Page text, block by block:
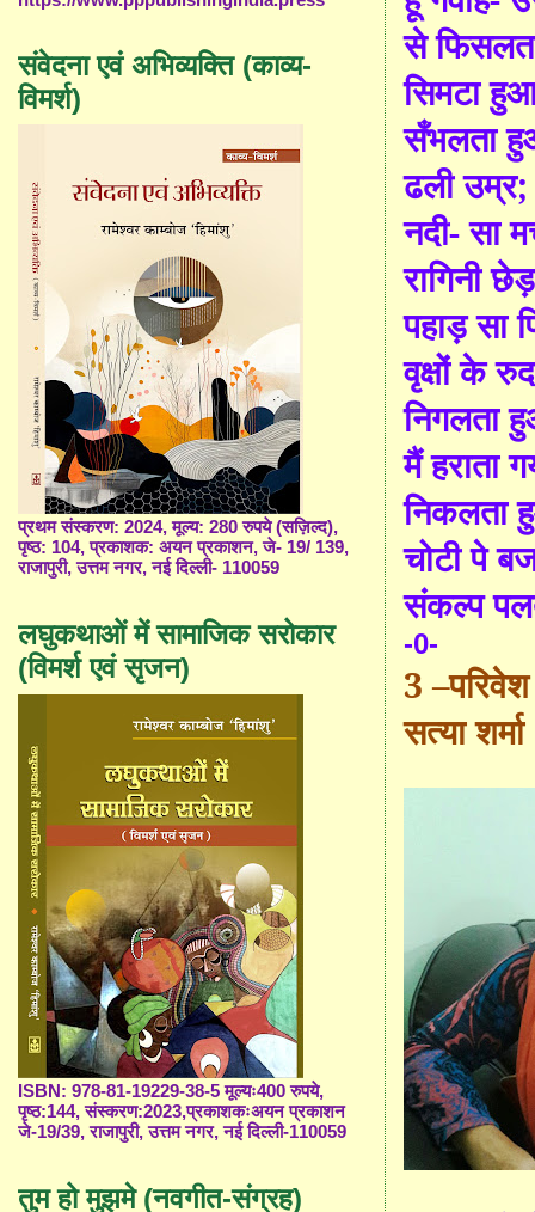
से
सिमटा
सँभलता
ढली
नदी-सा
रागिनी
पहाड़ सा
वृक्षों के
निगलता
मैं हराता
निकलता
चोटी पे
संकल्प
-0-
3 –परिवेश
सत्या शर्मा
संवेदना एवं अभिव्यक्ति (काव्य-
विमर्श)
प्रथम संस्करण: 2024, मूल्य: 280 रुपये (सज़िल्द),
पृष्ठ: 104, प्रकाशक: अयन प्रकाशन, जे- 19/ 139,
राजापुरी, उत्तम नगर, नई दिल्ली- 110059
लघुकथाओं में सामाजिक सरोकार
(विमर्श एवं सृजन)
ISBN: 978-81-19229-38-5 मूल्यः400 रुपये,
पृष्ठ:144, संस्करण:2023,प्रकाशकःअयन प्रकाशन
जे-19/39, राजापुरी, उत्तम नगर, नई दिल्ली-110059
तुम हो मुझमे (नवगीत-संग्रह)